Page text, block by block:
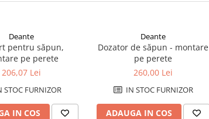
Deante
pentru săpun,
pe perete
206,07 Lei
STOC FURNIZOR
IN COS
Deante
Dozator de săpun - montare
pe perete
260,00 Lei
IN STOC FURNIZOR
ADAUGA IN COS